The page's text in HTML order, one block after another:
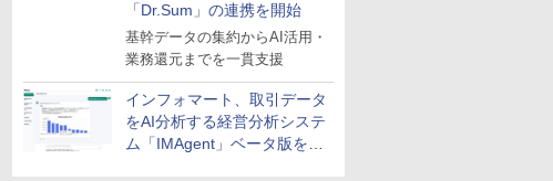
「Dr.Sum」の連携を開始
基幹データの集約からAI活用・
業務還元までを一貫支援
インフォマート、取引データ
をAI分析する経営分析システ
ム「IMAgent」ベータ版を提